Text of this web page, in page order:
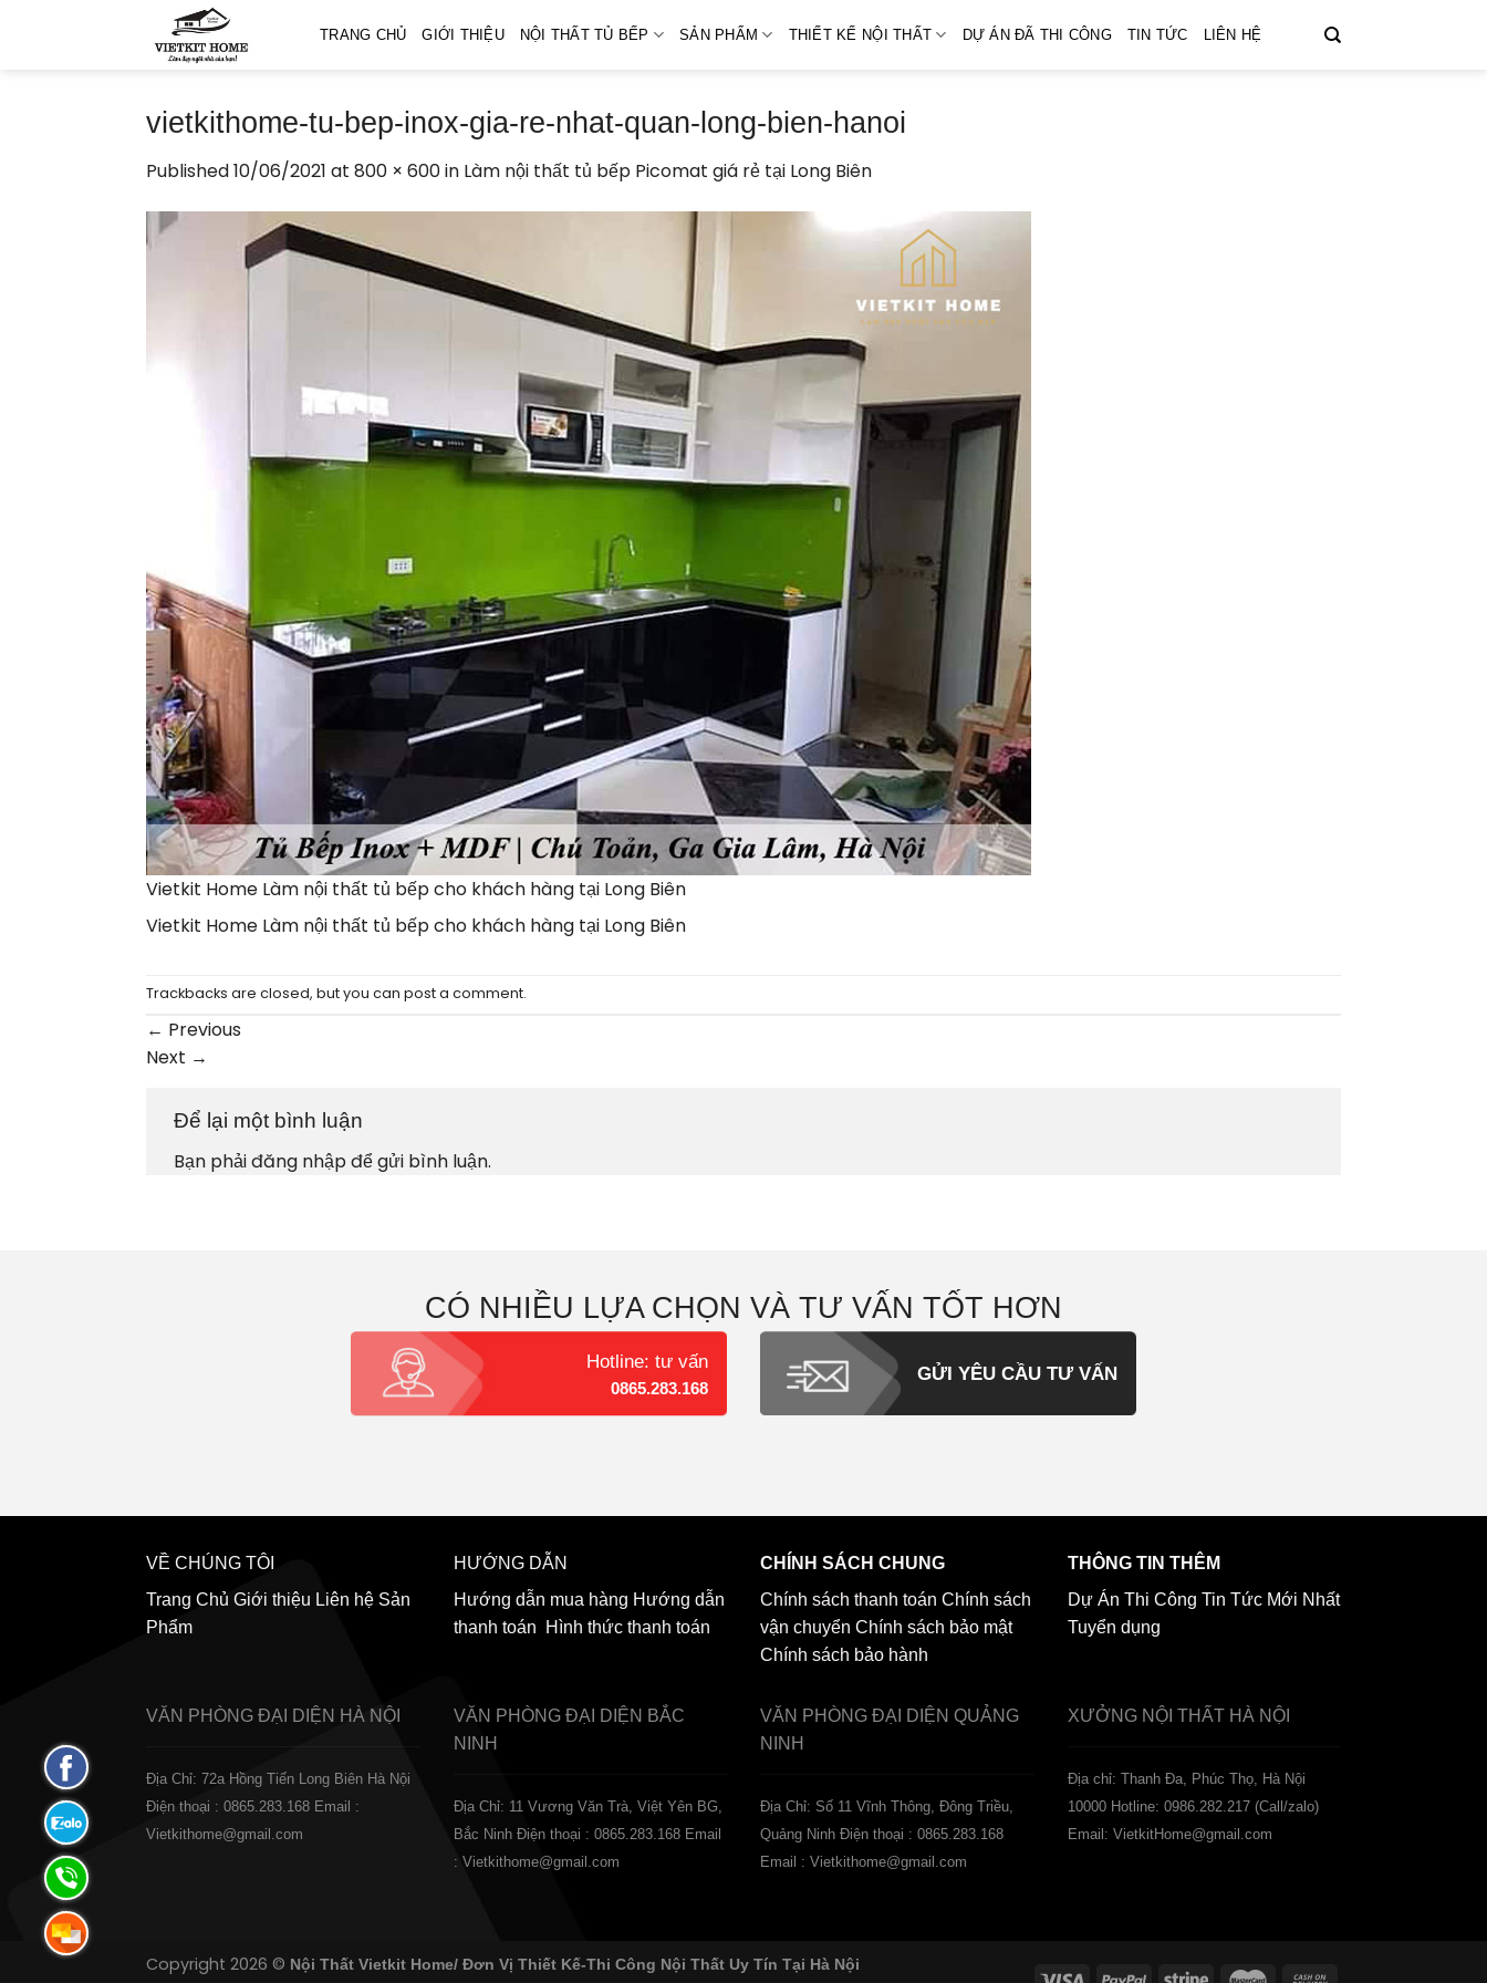
TRANG CHỦ GIỚI THIỆU NỘI THẤT TỦ BẾP SẢN PHẨM THIẾT KẾ NỘI THẤT DỰ ÁN ĐÃ THI CÔNG TIN TỨC LIÊN HỆ
vietkithome-tu-bep-inox-gia-re-nhat-quan-long-bien-hanoi
Published10/06/2021 at 800 × 600in Làm nội thất tủ bếp Picomat giá rẻ tại Long Biên
Vietkit Home Làm nội thất tủ bếp cho khách hàng tại Long Biên
Vietkit Home Làm nội thất tủ bếp cho khách hàng tại Long Biên
Trackbacks are closed, but you can post a comment.
← Previous
Next →
Để lại một bình luận
Bạn phảiđăng nhậpđể gửi bình luận.
CÓ NHIỀU LỰA CHỌN VÀ TƯ VẤN TỐT HƠN
Hotline: tư vấn
0865.283.168
GỬI YÊU CẦU TƯ VẤN
VỀ CHÚNG TÔI
Trang Chủ Giới thiệu Liên hệ Sản
Phẩm
HƯỚNG DẪN
Hướng dẫn mua hàng Hướng dẫn
thanh toán
Hình thức thanh toán
CHÍNH SÁCH CHUNG
Chính sách thanh toán Chính sách
vận chuyển Chính sách bảo mật
Chính sách bảo hành
THÔNG TIN THÊM
Dự Án Thi Công Tin Tức Mới Nhất
Tuyển dụng
VĂN PHÒNG ĐẠI DIỆN HÀ NỘI
Địa Chỉ: 72a Hồng Tiến Long Biên Hà Nội
Điện thoại : 0865.283.168 Email :
Vietkithome@gmail.com
VĂN PHÒNG ĐẠI DIỆN BẮC
NINH
Địa Chỉ: 11 Vương Văn Trà, Việt Yên BG,
Bắc Ninh Điện thoại : 0865.283.168 Email
: Vietkithome@gmail.com
VĂN PHÒNG ĐẠI DIỆN QUẢNG
NINH
Địa Chỉ: Số 11 Vĩnh Thông, Đông Triều,
Quảng Ninh Điện thoại : 0865.283.168
Email : Vietkithome@gmail.com
XƯỞNG NỘI THẤT HÀ NỘI
️Địa chỉ: Thanh Đa, Phúc Thọ, Hà Nội
10000 Hotline: 0986.282.217 (Call/zalo)
Email: VietkitHome@gmail.com
Copyright 2026 © Nội Thất Vietkit Home/ Đơn Vị Thiết Kế-Thi Công Nội Thất Uy Tín Tại Hà Nội
Fanpage
Facebook
Zalo:
0865.283.168
Hotline:
0865.283.168
Hotline:
0865.283.168